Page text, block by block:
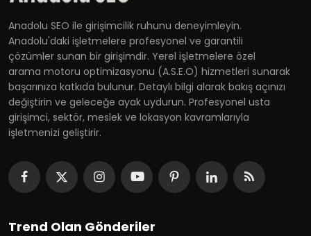
Anadolu SEO ile girişimcilik ruhunu deneyimleyin.
Anadolu'daki işletmelere profesyonel ve garantili
çözümler sunan bir girişimdir. Yerel işletmelere özel
arama motoru optimizasyonu (A.S.E.O) hizmetleri sunarak
başarınıza katkıda bulunur. Detaylı bilgi alarak bakış açınızı
değiştirin ve geleceğe ayak uydurun. Profesyonel usta
girişimci, sektör, meslek ve lokasyon kavramlarıyla
işletmenizi geliştirir.
Trend Olan Gönderiler